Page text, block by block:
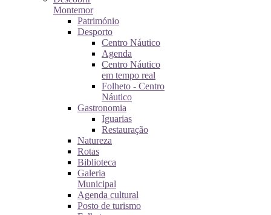
Montemor
Património
Desporto
Centro Náutico
Agenda
Centro Náutico
em tempo real
Folheto - Centro
Náutico
Gastronomia
Iguarias
Restauração
Natureza
Rotas
Biblioteca
Galeria
Municipal
Agenda cultural
Posto de turismo